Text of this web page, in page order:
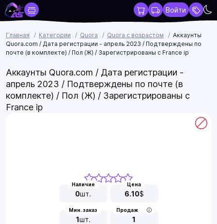
Войти
Главная Категории Quora Quora с возрастом
Аккаунты
Quora.com / Дата регистрации - апрель 2023 / Подтверждены по
почте (в комплекте) / Пол (Ж) / Зарегистрированы c France ip
Аккаунты Quora.com / Дата регистрации -
апрель 2023 / Подтверждены по почте (в
комплекте) / Пол (Ж) / Зарегистрированы c
France ip
Наличие
0шт.
Цена
6.10$
Мин. заказ
1шт.
Продаж
1